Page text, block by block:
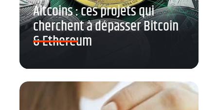
Altcoins : ces projets qui
cherchent à dépasser Bitcoin
& Ethereum